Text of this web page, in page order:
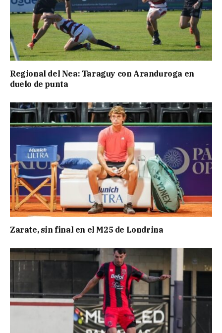
Regional del Nea: Taraguy con Aranduroga en
duelo de punta
Zarate, sin final en el M25 de Londrina